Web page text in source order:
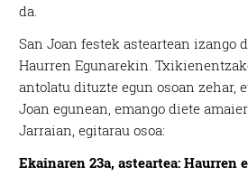
da.
San Joan festek asteartean izango
Haurren Egunarekin.
antolatu dituzte egun osoan zehar,
Joan egunean, emango diete
Jarraian, egitarau osoa:
Ekainaren 23a, asteartea: Haurren